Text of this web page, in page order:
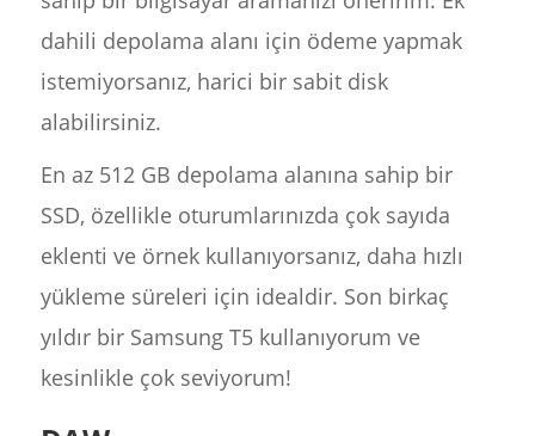
dahili depolama alanı için ödeme yapmak
istemiyorsanız, harici bir sabit disk
alabilirsiniz.
En az 512 GB depolama alanına sahip bir
SSD, özellikle oturumlarınızda çok sayıda
eklenti ve örnek kullanıyorsanız, daha hızlı
yükleme süreleri için idealdir. Son birkaç
yıldır bir Samsung T5 kullanıyorum ve
kesinlikle çok seviyorum!